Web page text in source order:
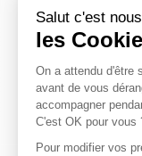
Salut c'est
les
On a attendu d'être
avant de vous
accompagner
C'est OK pour vous
Pour modifier vos